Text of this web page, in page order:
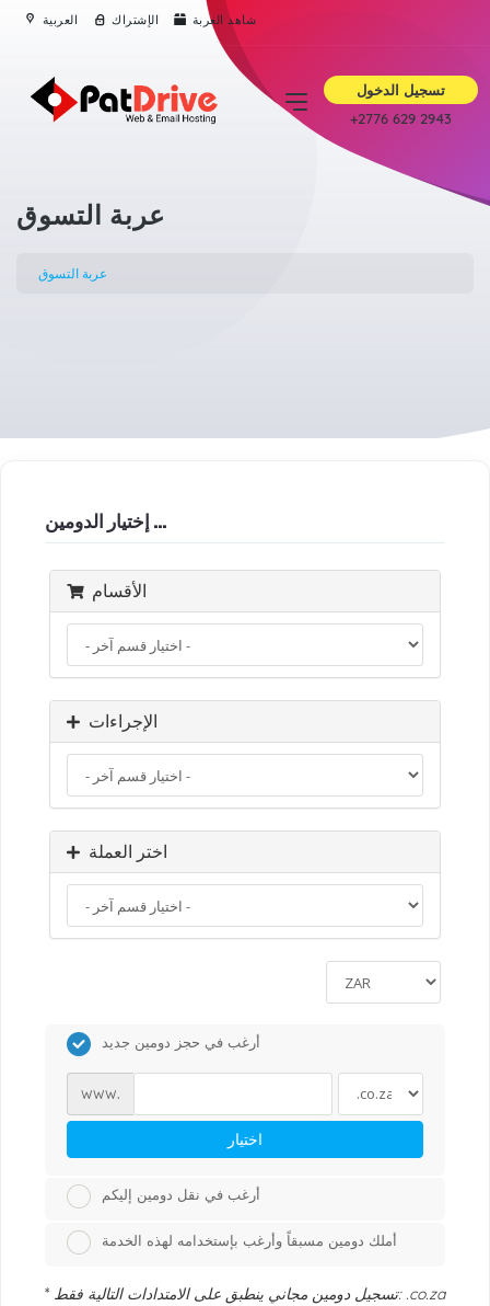
العربية الإشتراك شاهد العربة
تسجيل الدخول
+2776 629 2943
عربة التسوق
عربة التسوق
إختيار الدومين ...
الأقسام
الإجراءات
اختر العملة
أرغب في حجز دومين جديد
www.
اختيار
أرغب في نقل دومين إليكم
أملك دومين مسبقاً وأرغب بإستخدامه لهذه الخدمة
* تسجيل دومين مجاني ينطبق على الامتدادات التالية فقط: .co.za